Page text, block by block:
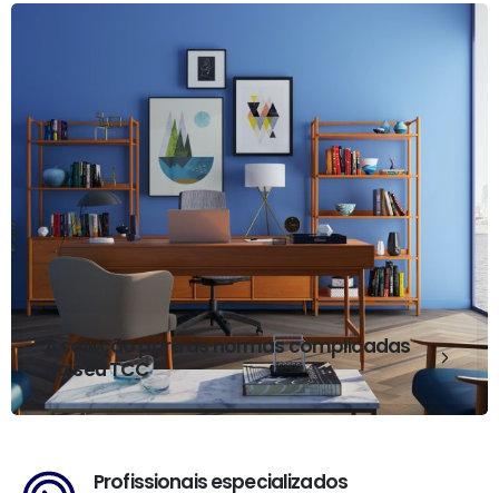
A solução para as normas complicadas
do seu TCC
Profissionais especializados